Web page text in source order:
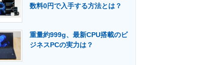
数料0円で入手する方法とは？
重量約999g、最新CPU搭載のビ
ジネスPCの実力は？